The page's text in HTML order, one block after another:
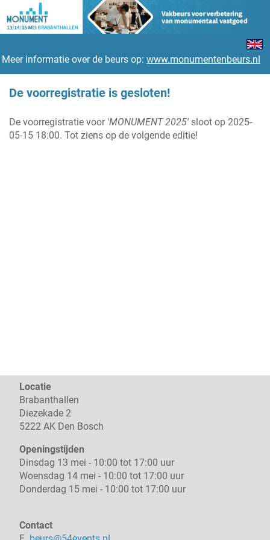
Meer informatie over de beurs op: www.monumentenbeurs.nl
De voorregistratie is gesloten!
De voorregistratie voor 'MONUMENT 2025' sloot op 2025-
05-15 18:00. Tot ziens op de volgende editie!
Locatie
Brabanthallen
Diezekade 2
5222 AK Den Bosch
Openingstijden
Dinsdag 13 mei - 10:00 tot 17:00 uur
Woensdag 14 mei - 10:00 tot 17:00 uur
Donderdag 15 mei - 10:00 tot 17:00 uur
Contact